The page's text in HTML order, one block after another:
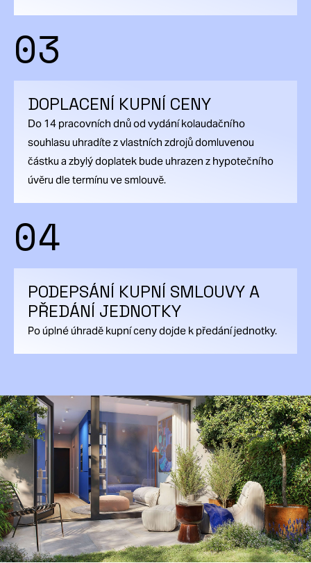
03
DOPLACENÍ KUPNÍ CENY
Do 14 pracovních dnů od vydání kolaudačního
souhlasu uhradíte z vlastních zdrojů domluvenou
částku a zbylý doplatek bude uhrazen z hypotečního
úvěru dle termínu ve smlouvě.
04
PODEPSÁNÍ KUPNÍ SMLOUVY A
PŘEDÁNÍ JEDNOTKY
Po úplné úhradě kupní ceny dojde k předání jednotky.